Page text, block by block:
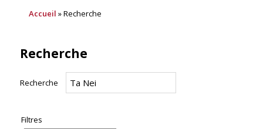
Accueil » Recherche
Recherche
Recherche
Filtres